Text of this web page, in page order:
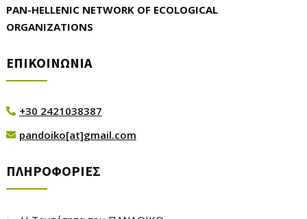
PAN-HELLENIC NETWORK OF ECOLOGICAL
ORGANIZATIONS
ΕΠΙΚΟΙΝΩΝΙΑ
 +30 2421038387
 pandoiko[at]gmail.com
ΠΛΗΡΟΦΟΡΙΕΣ